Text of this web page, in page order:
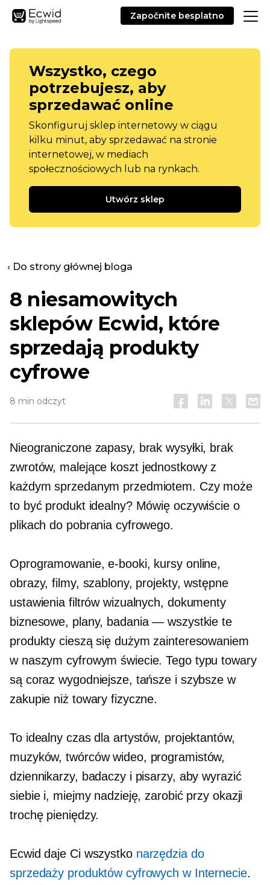
Započnite besplatno
Wszystko, czego
potrzebujesz, aby
sprzedawać online
Skonfiguruj sklep internetowy w ciągu
kilku minut, aby sprzedawać na stronie
internetowej, w mediach
społecznościowych lub na rynkach.
Utwórz sklep
‹ Do strony głównej bloga
8 niesamowitych
sklepów Ecwid, które
sprzedają produkty
cyfrowe
8 min odczyt
Nieograniczone zapasy, brak wysyłki, brak
zwrotów, malejące koszt jednostkowyz
każdym sprzedanym przedmiotem. Czy może
to być produkt idealny? Mówię oczywiście o
plikach do pobrania cyfrowego.
Oprogramowanie, e-booki, kursy online,
obrazy, filmy, szablony, projekty, wstępne
ustawienia filtrów wizualnych, dokumenty
biznesowe, plany, badania — wszystkie te
produkty cieszą się dużym zainteresowaniem
w naszym cyfrowym świecie. Tego typu towary
są coraz wygodniejsze, tańsze i szybsze w
zakupie niż towary fizyczne.
To idealny czas dla artystów, projektantów,
muzyków, twórców wideo, programistów,
dziennikarzy, badaczy i pisarzy, aby wyrazić
siebie i, miejmy nadzieję, zarobić przy okazji
trochę pieniędzy.
Ecwid daje Ci wszystko narzędzia do
sprzedaży produktów cyfrowych w Internecie.